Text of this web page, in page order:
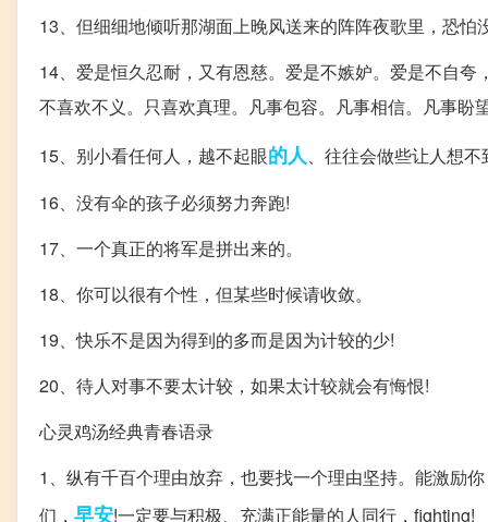
13、但细细地倾听那湖面上晚风送来的阵阵夜歌里，恐
14、爱是恒久忍耐，又有恩慈。爱是不嫉妒。爱是不自
不喜欢不义。只喜欢真理。凡事包容。凡事相信。凡事盼
15、别小看任何人，越不起眼的人、往往会做些让人想不
16、没有伞的孩子必须努力奔跑!
17、一个真正的将军是拼出来的。
18、你可以很有个性，但某些时候请收敛。
19、快乐不是因为得到的多而是因为计较的少!
20、待人对事不要太计较，如果太计较就会有悔恨!
心灵鸡汤经典青春语录
1、纵有千百个理由放弃，也要找一个理由坚持。能激励
们， 早安!一定要与积极、充满正能量的人同行，fighting!